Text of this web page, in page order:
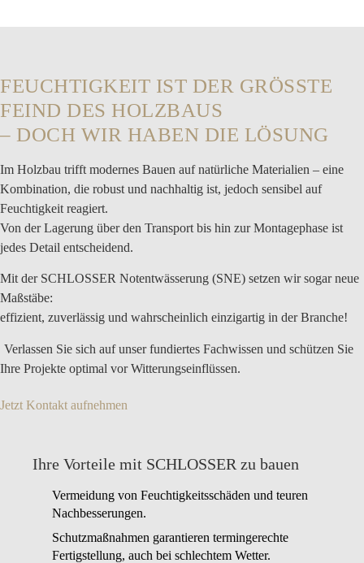
FEUCHTIGKEIT IST DER GRÖSSTE F
EIND DES HOLZBAUS
– DOCH WIR HABEN DIE LÖSUNG
Im Holzbau trifft modernes Bauen auf natürliche Materialien – eine
Kombination, die robust und nachhaltig ist, jedoch sensibel auf
Feuchtigkeit reagiert.
Von der Lagerung über den Transport bis hin zur Montagephase ist
jedes Detail entscheidend.
Mit der SCHLOSSER Notentwässerung (SNE) setzen wir sogar neue
Maßstäbe:
effizient, zuverlässig und wahrscheinlich einzigartig in der Branche!
Verlassen Sie sich auf unser fundiertes Fachwissen und schützen Sie
Ihre Projekte optimal vor Witterungseinflüssen.
Jetzt Kontakt aufnehmen
Ihre Vorteile mit SCHLOSSER zu bauen
Vermeidung von Feuchtigkeitsschäden und teuren
Nachbesserungen.
Schutzmaßnahmen garantieren termingerechte
Fertigstellung, auch bei schlechtem Wetter.